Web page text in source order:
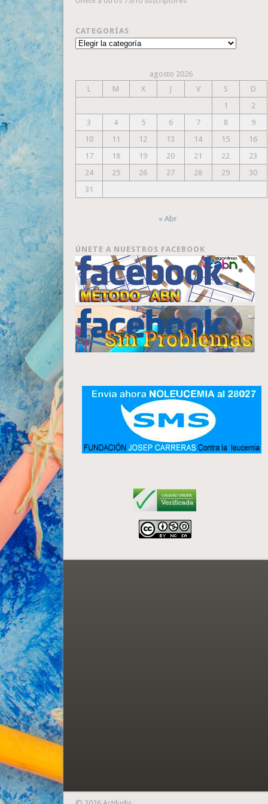
CATEGORÍAS
Categorías
agosto 2026
L
M X J V S
D
1
2
3
4 5 6 7 8
9
10
11 12 13 14 15
16
17
18 19 20 21 22
23
24
25 26 27 28 29
30
31
« Abr
ÚNETE A NUESTROS FACEBOOK